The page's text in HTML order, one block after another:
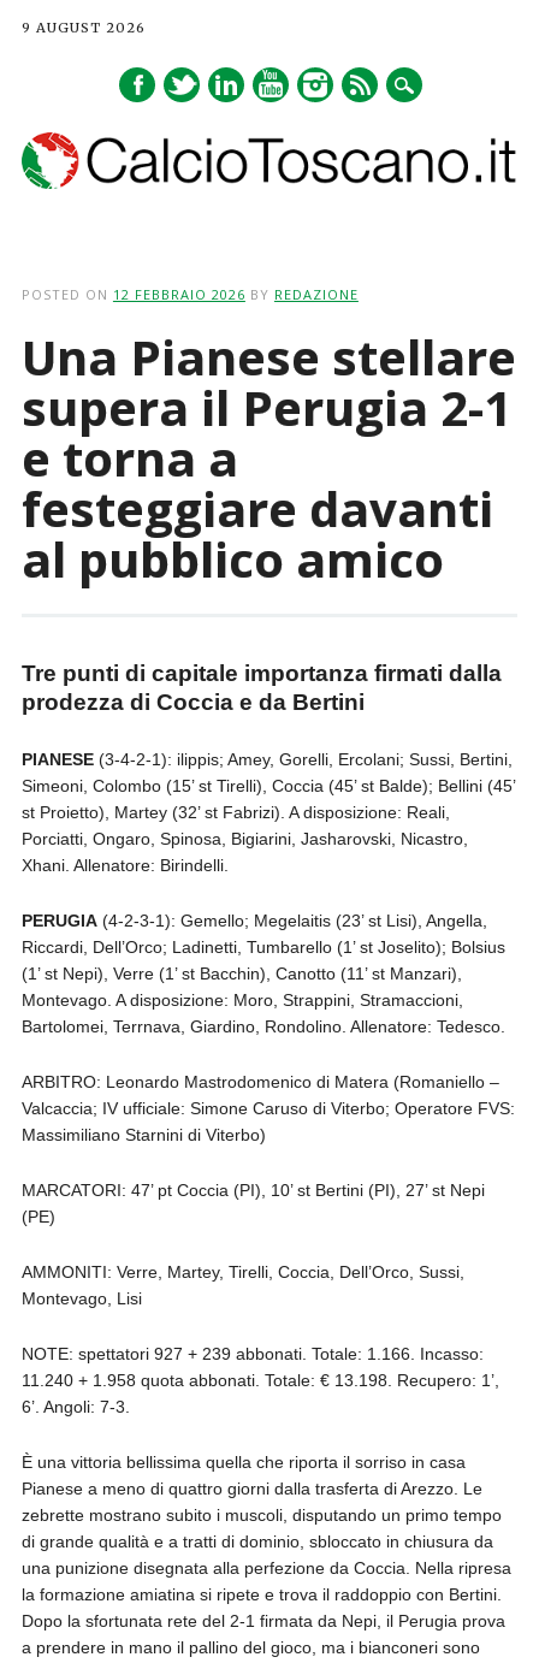
9 AUGUST 2026
POSTED ON 12 FEBBRAIO 2026 BY REDAZIONE
Una Pianese stellare
supera il Perugia 2-1
e torna a
festeggiare davanti
al pubblico amico
Tre punti di capitale importanza firmati dalla
prodezza di Coccia e da Bertini
PIANESE (3-4-2-1): ilippis; Amey, Gorelli, Ercolani; Sussi, Bertini,
Simeoni, Colombo (15’ st Tirelli), Coccia (45’ st Balde); Bellini (45’
st Proietto), Martey (32’ st Fabrizi). A disposizione: Reali,
Porciatti, Ongaro, Spinosa, Bigiarini, Jasharovski, Nicastro,
Xhani. Allenatore: Birindelli.
PERUGIA(4-2-3-1): Gemello; Megelaitis (23’ st Lisi), Angella,
Riccardi, Dell’Orco; Ladinetti, Tumbarello (1’ st Joselito); Bolsius
(1’ st Nepi), Verre (1’ st Bacchin), Canotto (11’ st Manzari),
Montevago. A disposizione: Moro, Strappini, Stramaccioni,
Bartolomei, Terrnava, Giardino, Rondolino. Allenatore: Tedesco.
ARBITRO: Leonardo Mastrodomenico di Matera (Romaniello –
Valcaccia; IV ufficiale: Simone Caruso di Viterbo; Operatore FVS:
Massimiliano Starnini di Viterbo)
MARCATORI: 47’ pt Coccia (PI), 10’ st Bertini (PI), 27’ st Nepi
(PE)
AMMONITI: Verre, Martey, Tirelli, Coccia, Dell’Orco, Sussi,
Montevago, Lisi
NOTE: spettatori 927 + 239 abbonati. Totale: 1.166. Incasso:
11.240 + 1.958 quota abbonati. Totale: € 13.198. Recupero: 1’,
6’. Angoli: 7-3.
È una vittoria bellissima quella che riporta il sorriso in casa
Pianese a meno di quattro giorni dalla trasferta di Arezzo. Le
zebrette mostrano subito i muscoli, disputando un primo tempo
di grande qualità e a tratti di dominio, sbloccato in chiusura da
una punizione disegnata alla perfezione da Coccia. Nella ripresa
la formazione amiatina si ripete e trova il raddoppio con Bertini.
Dopo la sfortunata rete del 2-1 firmata da Nepi, il Perugia prova
a prendere in mano il pallino del gioco, ma i bianconeri sono